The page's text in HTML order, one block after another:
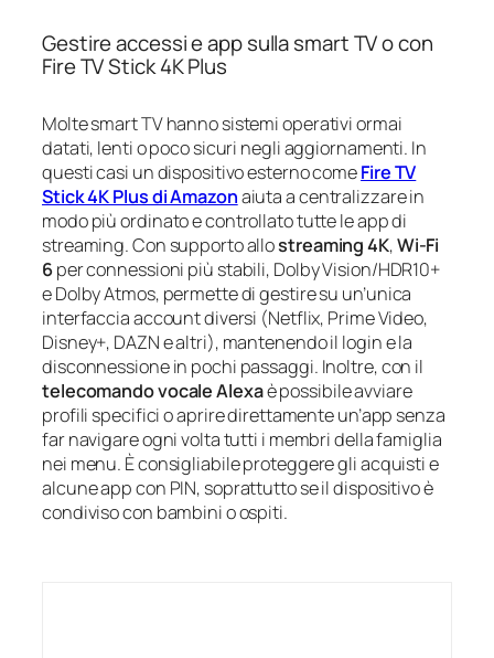
Gestire accessi e app sulla smart TV o con
Fire TV Stick 4K Plus
Molte smart TV hanno sistemi operativi ormai
datati, lenti o poco sicuri negli aggiornamenti. In
questi casi un dispositivo esterno comeFire TV
Stick 4K Plus di Amazonaiuta a centralizzare in
modo più ordinato e controllato tutte le app di
streaming. Con supporto allostreaming 4K,Wi‑Fi
6per connessioni più stabili, Dolby Vision/HDR10+
e Dolby Atmos, permette di gestire su un’unica
interfaccia account diversi (Netflix, Prime Video,
Disney+, DAZN e altri), mantenendo il login e la
disconnessione in pochi passaggi. Inoltre, con il
telecomando vocale Alexaè possibile avviare
profili specifici o aprire direttamente un’app senza
far navigare ogni volta tutti i membri della famiglia
nei menu. È consigliabile proteggere gli acquisti e
alcune app con PIN, soprattutto se il dispositivo è
condiviso con bambini o ospiti.